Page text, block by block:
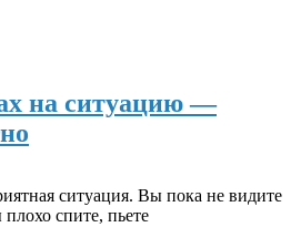
на ситуацию —
ситуация. Вы пока не видите
спите, пьете